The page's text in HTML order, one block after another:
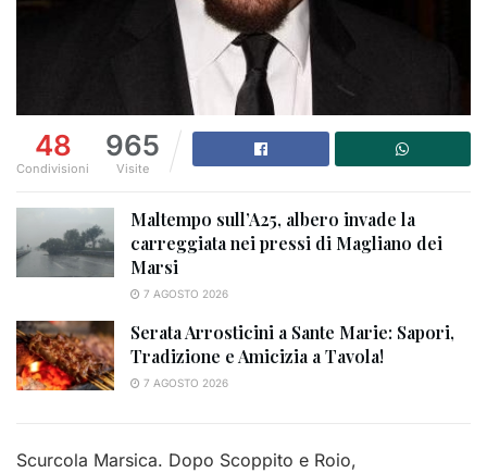
48
Condivisioni
965
Visite
Maltempo sull’A25, albero invade la
carreggiata nei pressi di Magliano dei
Marsi
7 AGOSTO 2026
Serata Arrosticini a Sante Marie: Sapori,
Tradizione e Amicizia a Tavola!
7 AGOSTO 2026
Scurcola Marsica. Dopo Scoppito e Roio,